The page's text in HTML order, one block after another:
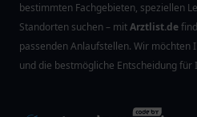
bestimmten Fachgebieten, speziellen
Standorten suchen – mitArztlist.de
passenden Anlaufstellen. Wir möchten
und die bestmögliche Entscheidung